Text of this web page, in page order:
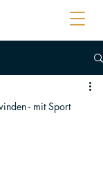
- mit Sport